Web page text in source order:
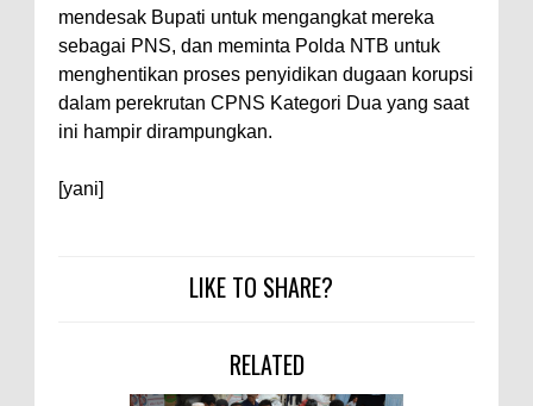
Pelaksanaan APBD Kota Bima
Pimpin Upacara HUT
Bhayangkara Ke-80, Kapolres
Bima: Jadikan Tugas Sebagai
Pangkat 42 Personel
Satsamapta Polres Bima Bantu
mendesak Bupati untuk mengangkat mereka
sebagai PNS, dan meminta Polda NTB untuk
menghentikan proses penyidikan dugaan korupsi
dalam perekrutan CPNS Kategori Dua yang saat
ini hampir dirampungkan.
[yani]
LIKE TO SHARE?
RELATED